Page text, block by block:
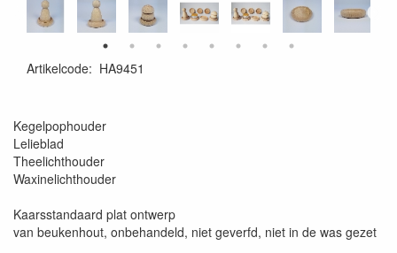
Artikelcode: HA9451
Kegelpophouder
Lelieblad
Theelichthouder
Waxinelichthouder
Kaarsstandaard plat ontwerp
van beukenhout, onbehandeld, niet geverfd, niet in de was gezet